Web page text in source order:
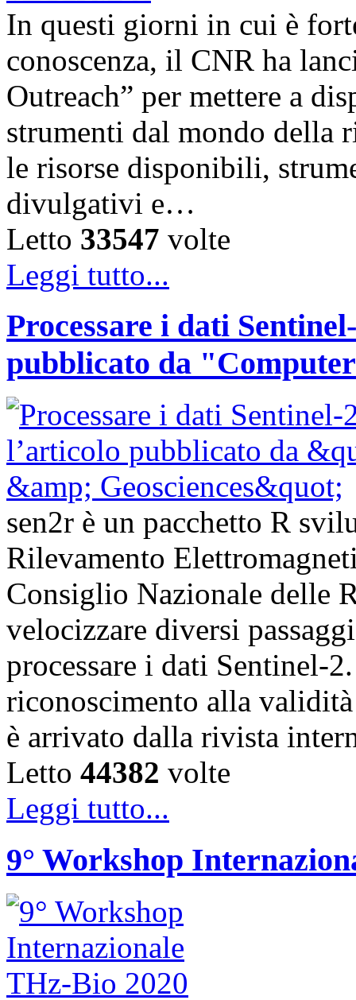
In questi giorni in cui è
conoscenza, il CNR ha
Outreach” per mettere a
strumenti dal mondo della
le risorse disponibili,
divulgativi e…
Letto 33547 volte
Leggi tutto...
Processare i dati
pubblicato da
sen2r è un pacchetto R
Rilevamento
Consiglio Nazionale delle
velocizzare diversi
processare i dati Sentinel-
riconoscimento alla
è arrivato dalla rivista
Letto 44382 volte
Leggi tutto...
9° Workshop